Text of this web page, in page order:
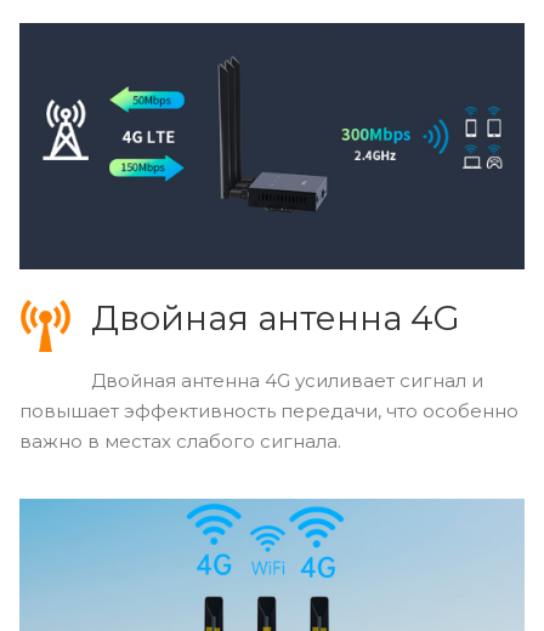
Двойная антенна 4G
Двойная антенна 4G усиливает сигнал и
повышает эффективность передачи, что особенно
важно в местах слабого сигнала.